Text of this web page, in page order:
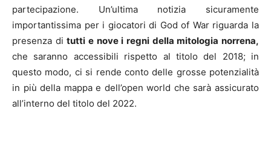
partecipazione. Un’ultima notizia sicuramente
importantissima per i giocatori di God of War riguarda la
presenza ditutti e nove i regni della mitologia norrena,
che saranno accessibili rispetto al titolo del 2018; in
questo modo, ci si rende conto delle grosse potenzialità
in più della mappa e dell’open world che sarà assicurato
all’interno del titolo del 2022.